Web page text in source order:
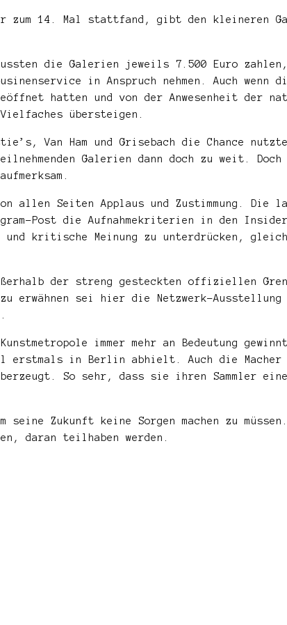
zum 14. Mal stattfand, gibt den kleineren
mussten die Galerien jeweils 7.500 Euro
in Anspruch nehmen. Auch
hatten und von der Anwesenheit der
übersteigen.
Van Ham und Grisebach die Chance
Galerien dann doch zu weit.
von allen Seiten Applaus und Zustimmung.
Post die Aufnahmekriterien in den
und kritische Meinung zu unterdrücken,
der streng gesteckten offiziellen
erwähnen sei hier die Netzwerk-Ausstellung
immer mehr an Bedeutung
erstmals in Berlin abhielt. Auch die Macher
So sehr, dass sie ihren Sammler
Zukunft keine Sorgen machen zu
daran teilhaben werden.